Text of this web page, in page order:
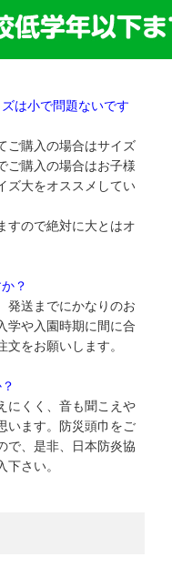
は小で問題ないです
ご購入の場合はサイズ
ご購入の場合はお子様
ズ大をオススメしてい
すので絶対に大とはオ
？
発送までにかなりのお
学や入園時期に間に合
をお願いします。
にくく、音も聞こえや
います。防災頭巾をご
で、是非、日本防炎協
さい。